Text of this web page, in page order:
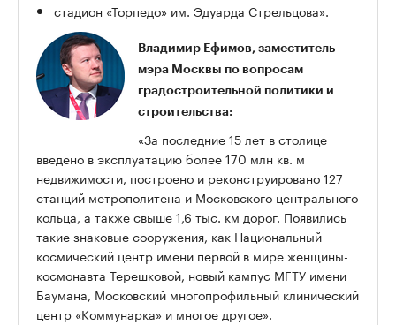
стадион «Торпедо» им. Эдуарда Стрельцова».
Владимир Ефимов, заместитель
мэра Москвы по вопросам
градостроительной политики и
строительства:
«За последние 15 лет в столице
введено в эксплуатацию более 170 млн кв. м
недвижимости, построено и реконструировано 127
станций метрополитена и Московского центрального
кольца, а также свыше 1,6 тыс. км дорог. Появились
такие знаковые сооружения, как Национальный
космический центр имени первой в мире женщины-
космонавта Терешковой, новый кампус МГТУ имени
Баумана, Московский многопрофильный клинический
центр «Коммунарка» и многое другое».